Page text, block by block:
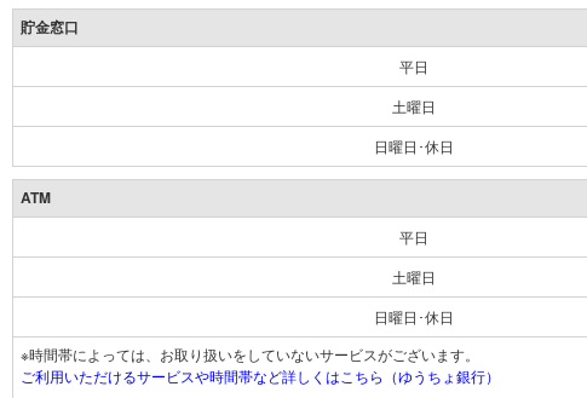
貯金窓口
平日
土曜日
日曜日･休日
ATM
平日
土曜日
日曜日･休日
※時間帯によっては、お取り扱いをしていないサービスがございます。
ご利用いただけるサービスや時間帯など詳しくはこちら（ゆうちょ銀行）